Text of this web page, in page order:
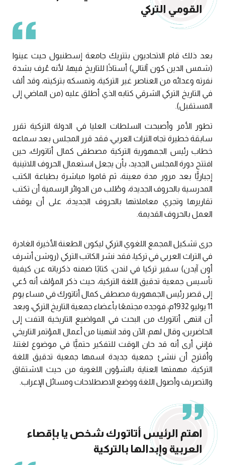
القومي التركي
بعد ذلك قام الاتحاديون بتتريك جامعة إسطنبول حيث عينوا
(شمس الدين كون آلتالي) أستاذًا للتاريخ فيها، لأنه عُرف بشدة
نفرته وعدائه من العناصر غير التركية، وتمسكه بتركيته، وقد ألف
في التاريخ التركي الشرقي كتابه الذي أطلق عليه (من الماضي إلى
المستقبل).
تطور الأمر وأصبحت السلطات العليا في الدولة التركية تقرر
سابقة خطيرة تجاه التراث العربي، فقد قرر المجلس بعد سماعه
خطاب رئيس الجمهورية التركية مصطفى كمال أتاتورك، حين
افتتح دورة المجلس الجديد، بأن يجعل استعمال الحروف اللاتينية
إجباريًّا بعد مرور مدة معينة، ثم قاموا مباشرة بطباعة الكتب
المدرسية بالحروف الجديدة، وطُلب من الدوائر الرسمية أن تكتب
تقاريرها وتجري معاملاتها بالحروف الجديدة، على أن يوقف
العمل بالحروف القديمة.
جرى تشكيل المجمع اللغوي التركي ليكون الطعنة الأخيرة الغادرة
في التراث العربي في تركيا، فقد نشر الكاتب التركي (روشن أشرف
أون آيدن) سفير تركيا في لندن، كتابًا ضمنه ذكرياته عن كيفية
تأسيس جمعية تدقيق اللغة التركية، حيث ذكر المؤلف أنه دُعي
إلى قصر رئيس الجمهورية مصطفى كمال أتاتورك في مساء يوم
11 يوليو 1932م، فوجده مجتمعًا بأعضاء جمعية التاريخ التركي، وبعد
أن انتهى أتاتورك من البحث في المواضيع التاريخية التفت إلى
الحاضرين، وقال لهم: الآن وقد انتهينا من أعمال المؤتمر التاريخي
فإنني أرى أنه قد حان الوقت للتفكير حتميًّا في موضوع لغتنا،
وأقترح أن ننشئ جمعية جديدة اسمها جمعية تدقيق اللغة
التركية، مهمتها العناية بالشؤون اللغوية من حيث الاشتقاق
والتصريف وأصول اللغة ووضع الاصطلاحات ومسائل الإعراب.
اهتم الرئيس أتاتورك شخص يا بإقصاء
العربية وإبدالها بالتركية